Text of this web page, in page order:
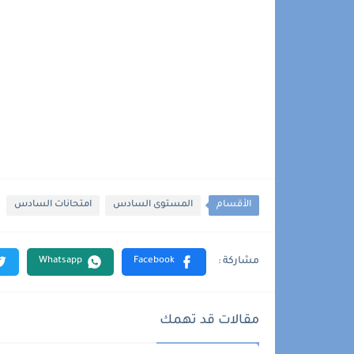
الأقسام المستوى السادس امتحانات السادس
مقالات قد تهمك